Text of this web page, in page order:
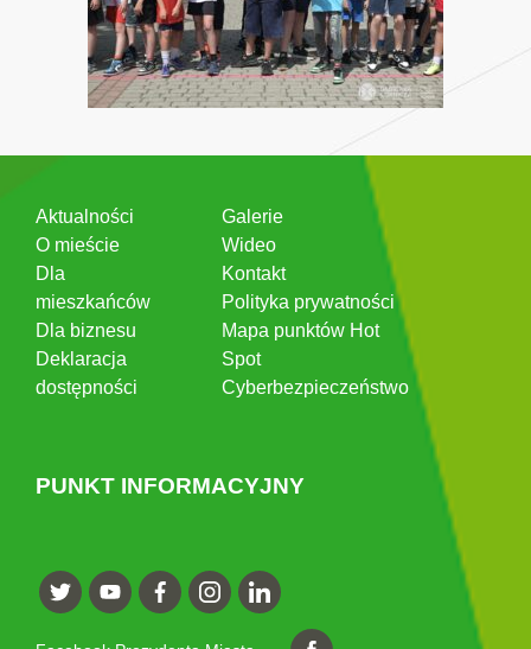
Aktualności
O mieście
Dla
mieszkańców
Dla biznesu
Deklaracja
dostępności
Galerie
Wideo
Kontakt
Polityka prywatności
Mapa punktów Hot
Spot
Cyberbezpieczeństwo
PUNKT INFORMACYJNY